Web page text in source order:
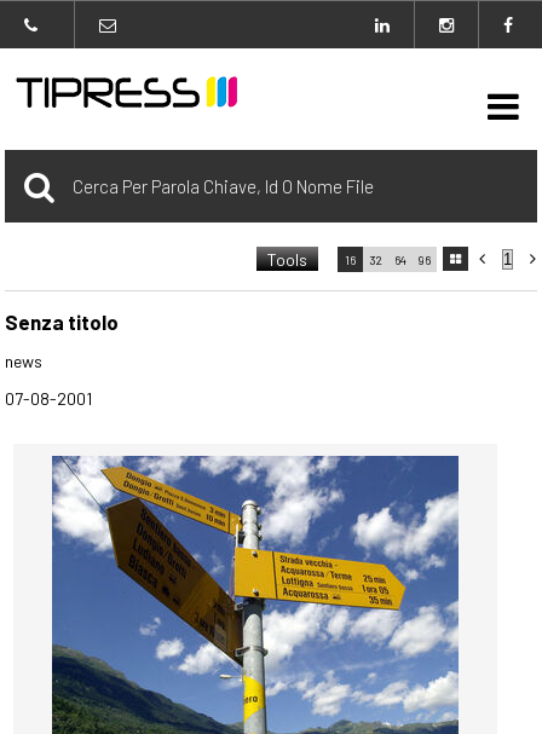
Archivio
carrello
Agenzia
copyrightfree

 
16 32 64 96 
Tools
0 Selezionato
Senza titolo
news
07-08-2001